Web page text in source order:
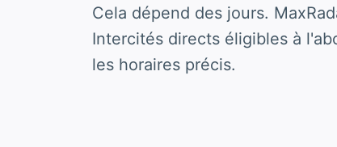
Cela dépend des jours.
Intercités directs éligibles à
les horaires précis.